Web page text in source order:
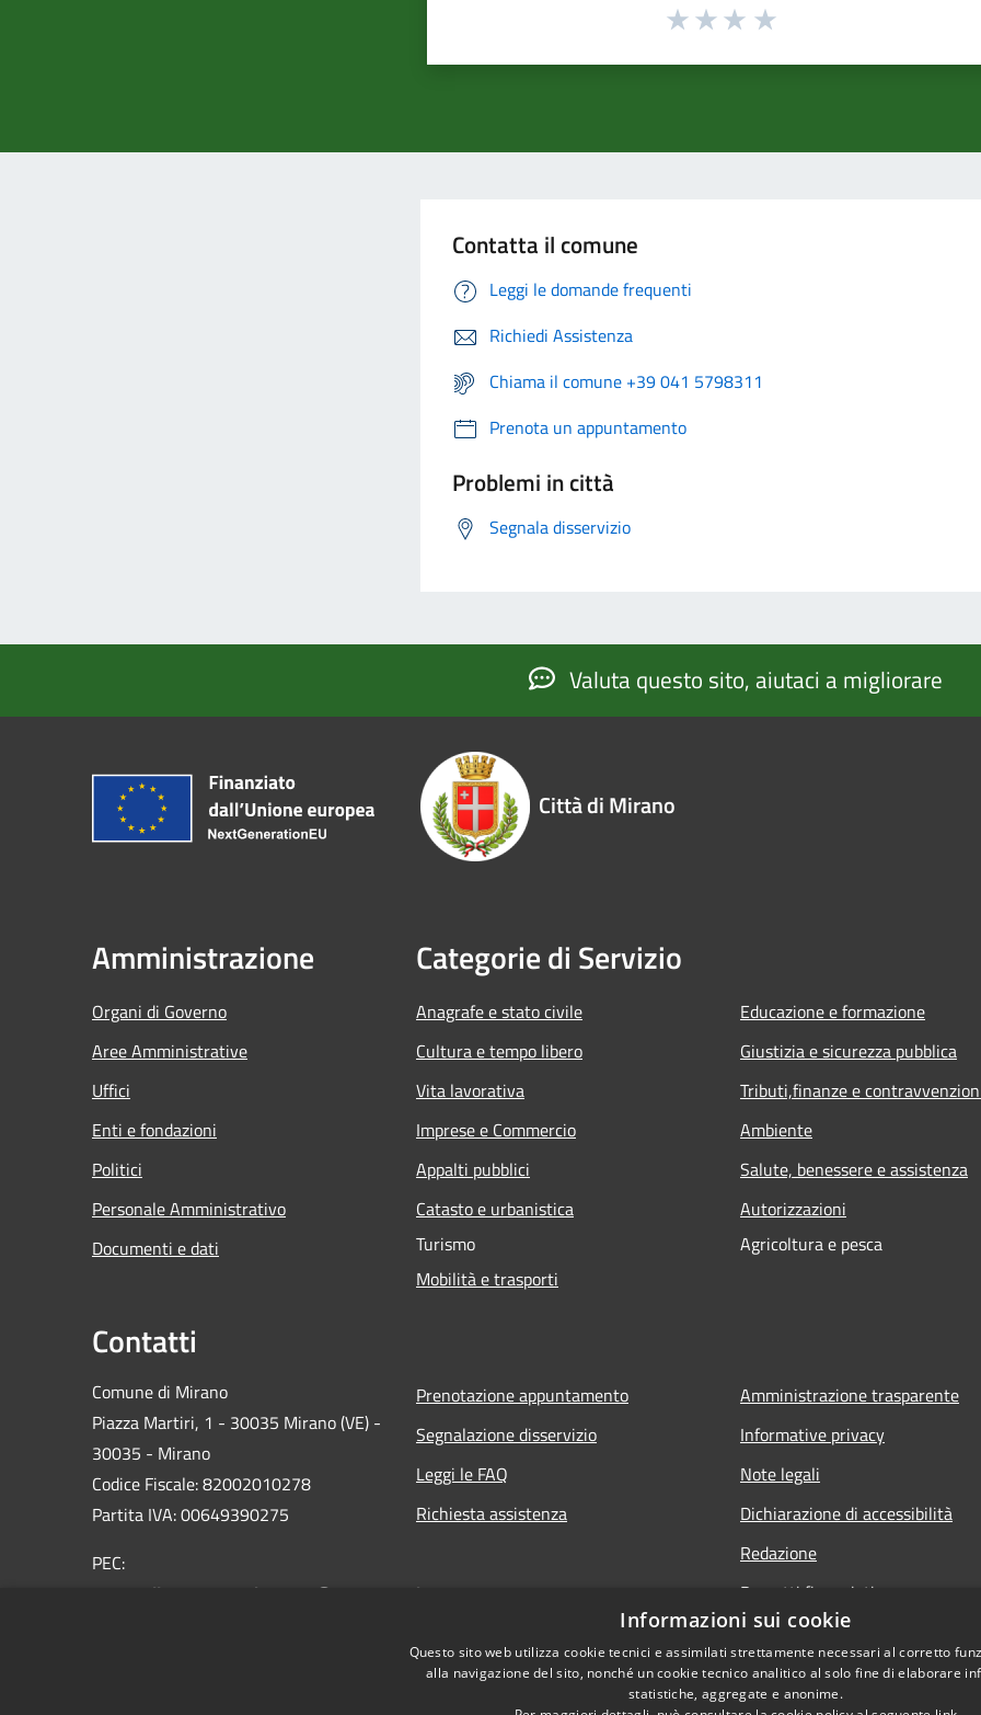
Contatta il comune
Leggi le domande frequenti
Richiedi Assistenza
Chiama il comune +39 041 5798311
Prenota un appuntamento
Problemi in città
Segnala disservizio
Valuta questo sito, aiutaci a migliorare
Città di Mirano
Amministrazione
Organi di Governo
Aree Amministrative
Uffici
Enti e fondazioni
Politici
Personale Amministrativo
Documenti e dati
Categorie di Servizio
Anagrafe e stato civile
Cultura e tempo libero
Vita lavorativa
Imprese e Commercio
Appalti pubblici
Catasto e urbanistica
Turismo
Mobilità e trasporti
Educazione e formazione
Giustizia e sicurezza pubblica
Tributi,finanze e
Ambiente
Salute, benessere e assistenza
Autorizzazioni
Agricoltura e pesca
Contatti
Comune di Mirano
Piazza Martiri, 1 - 30035 Mirano (VE) -
30035 - Mirano
Codice Fiscale: 82002010278
Partita IVA: 00649390275
PEC:
protocollo.comune.mirano.ve@pecveneto.it
Prenotazione appuntamento
Segnalazione disservizio
Leggi le FAQ
Richiesta assistenza
Amministrazione trasparente
Informative privacy
Note legali
Dichiarazione di accessibilità
Redazione
Progetti finanziati
Informazioni sui cookie
Questo sito web utilizza cookie tecnici e assimilati strettamente necessari al corretto
alla navigazione del sito, nonché un cookie tecnico analitico al solo fine di elaborare
statistiche, aggregate e anonime.